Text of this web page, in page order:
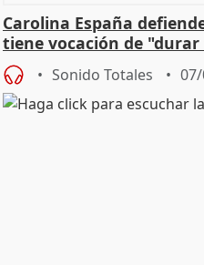
Carolina España
tiene vocación de
Sonido Totales